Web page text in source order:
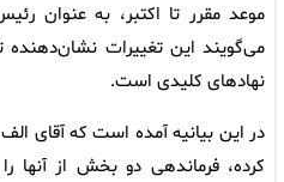
موعد مقرر تا اکتبر، به عنوان
می‌گویند این تغییرات نشان‌دهنده
نهاد‌های کلیدی است.
در این بیانیه آمده است که آقای
کرده، فرماندهی دو بخش از